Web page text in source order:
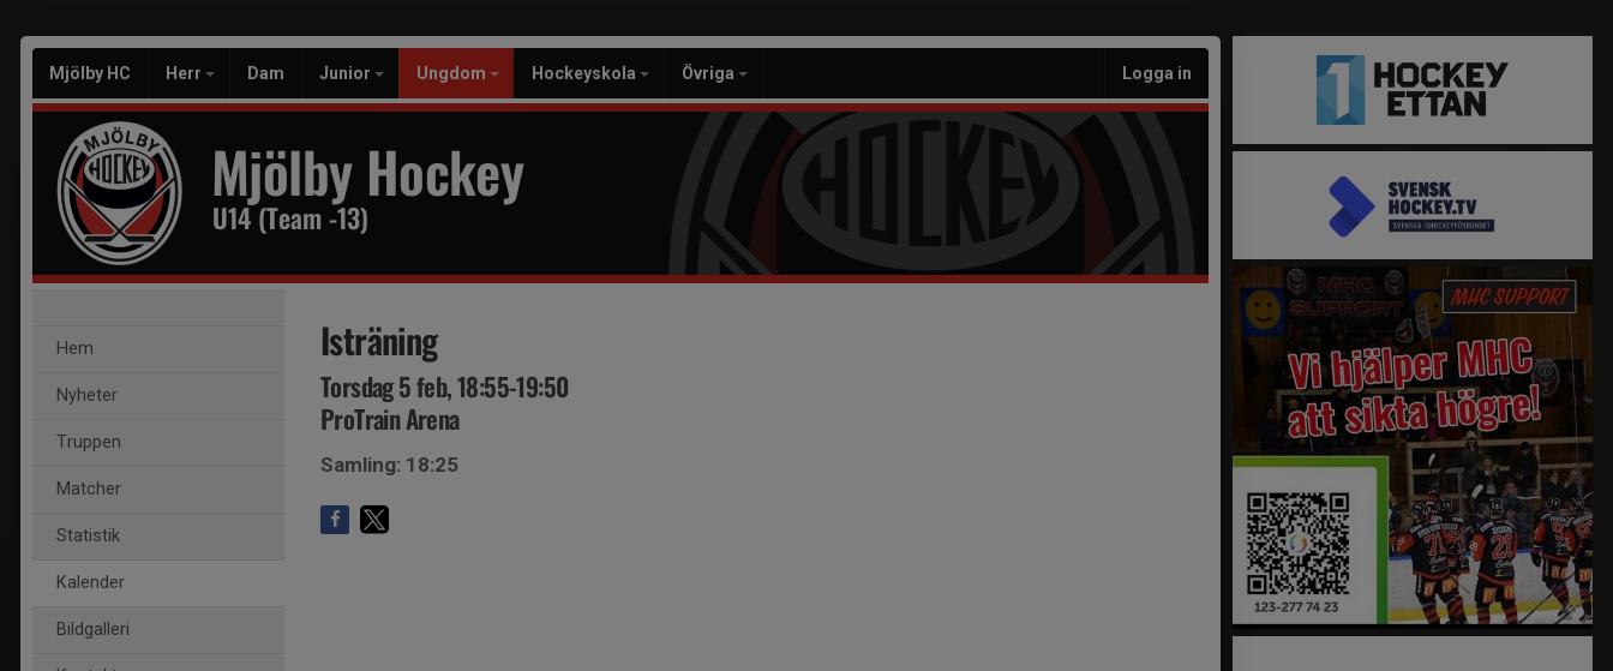
Mjölby HC Herr Dam Junior Ungdom Hockeyskola Övriga Logga in
Mjölby Hockey
U14 (Team -13)
Hem
Nyheter
Truppen
Matcher
Statistik
Kalender
Bildgalleri
Isträning
Torsdag 5 feb, 18:55-19:50
ProTrain Arena
Samling: 18:25